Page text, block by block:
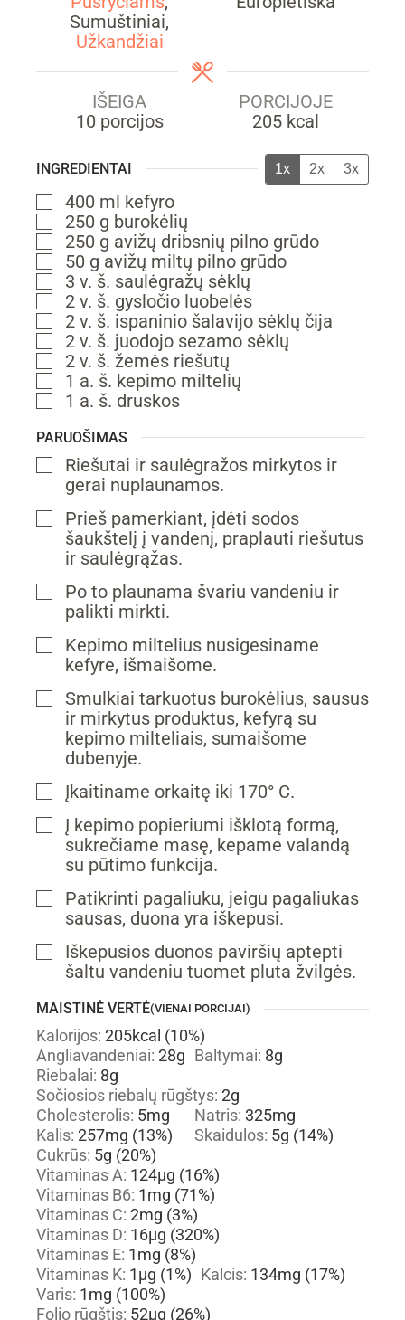
Sumuštiniai,
Užkandžiai
IŠEIGA
10 porcijos
PORCIJOJE
205 kcal
INGREDIENTAI 1x 2x 3x
▢
400 ml kefyro
▢
250 g burokėlių
▢
250 g avižų dribsnių pilno grūdo
▢
50 g avižų miltų pilno grūdo
▢
3 v. š. saulėgražų sėklų
▢
2 v. š. gysločio luobelės
▢
2 v. š. ispaninio šalavijo sėklų čija
▢
2 v. š. juodojo sezamo sėklų
▢
2 v. š. žemės riešutų
▢
1 a. š. kepimo miltelių
▢
1 a. š. druskos
PARUOŠIMAS
▢
Riešutai ir saulėgražos mirkytos ir
gerai nuplaunamos.
▢
Prieš pamerkiant, įdėti sodos
šaukštelį į vandenį, praplauti riešutus
ir saulėgrąžas.
▢
Po to plaunama švariu vandeniu ir
palikti mirkti.
▢
Kepimo miltelius nusigesiname
kefyre, išmaišome.
▢
Smulkiai tarkuotus burokėlius, sausus
ir mirkytus produktus, kefyrą su
kepimo milteliais, sumaišome
dubenyje.
▢
Įkaitiname orkaitę iki 170° C.
▢
Į kepimo popieriumi išklotą formą,
sukrečiame masę, kepame valandą
su pūtimo funkcija.
▢
Patikrinti pagaliuku, jeigu pagaliukas
sausas, duona yra iškepusi.
▢
Iškepusios duonos paviršių aptepti
šaltu vandeniu tuomet pluta žvilgės.
MAISTINĖ VERTĖ(VIENAI PORCIJAI)
Kalorijos: 205kcal (10%)
Angliavandeniai: 28g Baltymai: 8g
Riebalai: 8g
Sočiosios riebalų rūgštys: 2g
Cholesterolis: 5mg Natris: 325mg
Kalis: 257mg (13%) Skaidulos: 5g (14%)
Cukrūs: 5g (20%)
Vitaminas A: 124µg (16%)
Vitaminas B6: 1mg (71%)
Vitaminas C: 2mg (3%)
Vitaminas D: 16µg (320%)
Vitaminas E: 1mg (8%)
Vitaminas K: 1µg (1%) Kalcis: 134mg (17%)
Varis: 1mg (100%)
Folio rūgštis: 52µg (26%)